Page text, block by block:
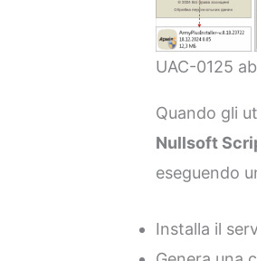
UAC-0125
Quando gli
Nullsoft
eseguendo
Installa il